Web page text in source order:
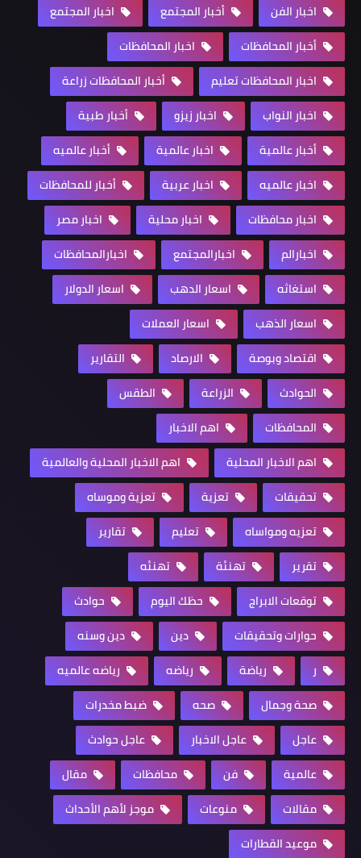
اخبار الفن
أخبار المجتمع
اخبار المجتمع
أخبار المحافظات
اخبار المحافظات
اخبار المحافظات تعليم
أخبار المحافظات زراعة
اخبار النواب
اخبار زيزو
أخبار طبية
أخبار عالمية
اخبار عالمية
أخبار عالميه
اخبار عالميه
اخبار عربية
أخبار للمحافظات
اخبار محافظات
اخبار محلية
اخبار مصر
اخبارالم
اخبارالمجتمع
اخبارالمحافظات
استغاثه
اسعار الدهب
اسعار الدولار
اسعار الذهب
اسعار العملات
اقتصاد وبوصة
الارصاد
التقارير
الحوادث
الزراعة
الطقس
المحافظات
اهم الاخبار
اهم الاخبار المحلية
اهم الاخبار المحلية والعالمية
تحقيقات
تعزية
تعزية وموساه
تعزيه ومواساه
تعليم
تقارير
تقرير
تهنئة
تهنئه
توقعات الابراج
حظك اليوم
حوادث
حوارات وتحقيقات
دين
دين وسنه
ر
رياضة رياضه
رياضه عالميه
صحة وجمال
صحه
ضبط مخدرات
عاجل
عاجل الاخبار
عاجل حوادث
عالمية
فن محافظات
مقال
مقالات
منوعات
موجز لأهم الأحداث
موعيد القطارات